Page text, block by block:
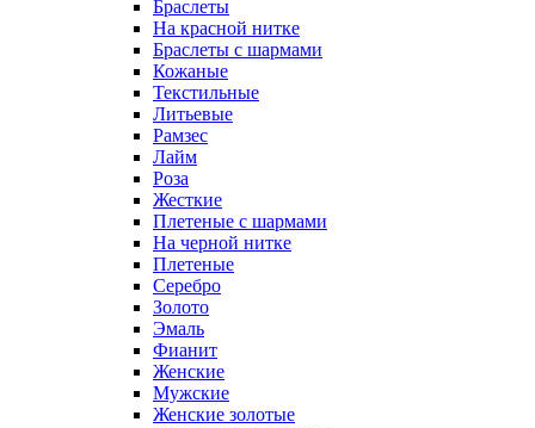
Браслеты
На красной нитке
Браслеты с шармами
Кожаные
Текстильные
Литьевые
Рамзес
Лайм
Роза
Жесткие
Плетеные с шармами
На черной нитке
Плетеные
Серебро
Золото
Эмаль
Фианит
Женские
Мужские
Женские золотые